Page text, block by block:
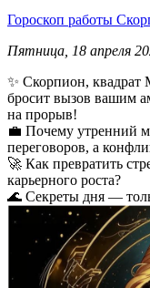
Гороскоп работы
Пятница, 18 апреля
✨ Скорпион, квадрат
бросит вызов вашим
на прорыв!
💼 Почему утренний
переговоров, а
🚀 Как превратить
карьерного роста?
🌊 Секреты дня —